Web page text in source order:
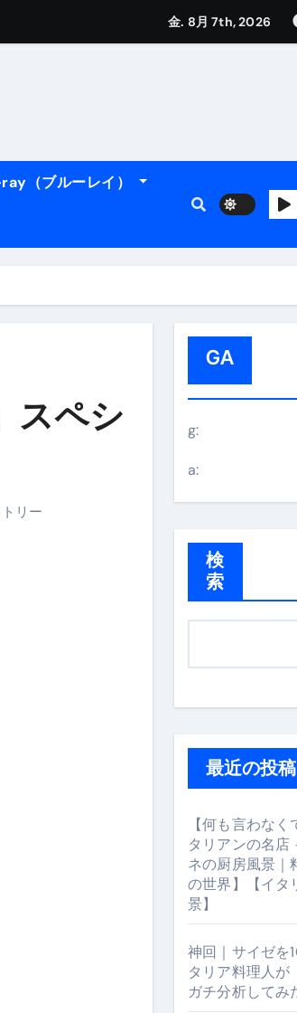
引き戻されるデータです。
トラブル回避の
金. 8月 7th, 2026
（ブルーレイ）
スペシ
リー
GA
g:
a:
検
索
最近の投稿
【何も言わな
タリアンの名店
ネの厨房風景｜
の世界】【イタ
景】
神回｜サイゼを
タリア料理人が
ガチ分析してみ